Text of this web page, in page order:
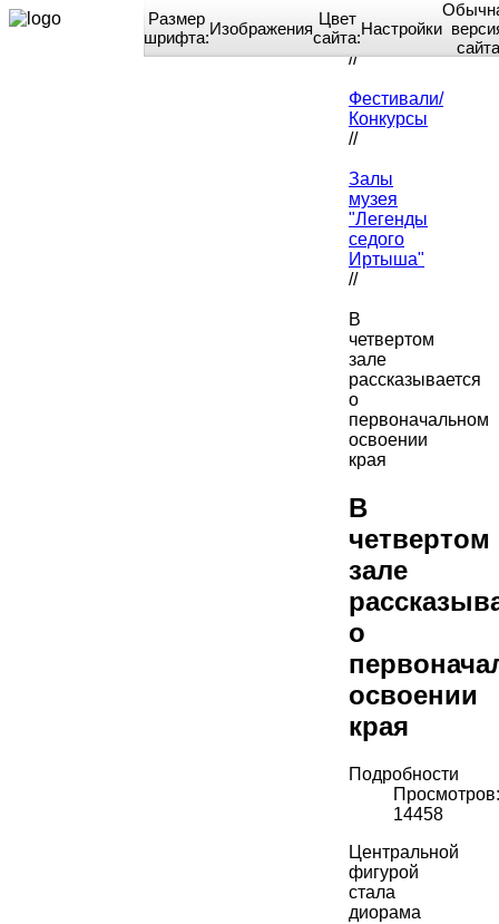
Home
//
Фестивали/
Конкурсы
//
Залы
музея
"Легенды
седого
Иртыша"
//
В
четвертом
зале
рассказывается
о
первоначальном
освоении
края
В
четвертом
зале
о
освоении
края
Подробности
Просмотров:
14458
Центральной
фигурой
стала
диорама
Размер
шрифта:Изображения
Цвет
сайта:Настройки
сайта